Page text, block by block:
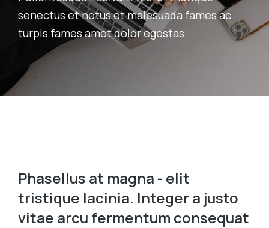
senectus et netus et malesuada fames ac
turpis fames amet dolor egestas.
Phasellus at magna - elit
tristique lacinia. Integer a justo
vitae arcu fermentum consequat